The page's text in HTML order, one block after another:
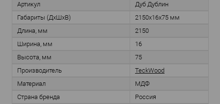
Артикул
Дуб Дублин
Габариты (ДхШхВ)
2150х16х75 мм
Длина, мм
2150
Ширина, мм
16
Высота, мм
75
Производитель
TeckWood
Материал
МДФ
Страна бренда
Россия